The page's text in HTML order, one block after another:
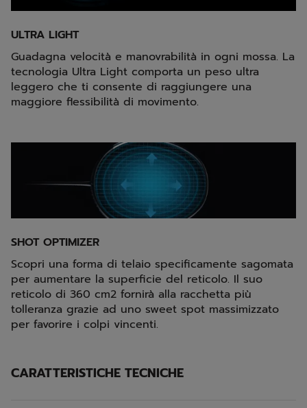
ULTRA LIGHT
Guadagna velocità e manovrabilità in ogni mossa. La
tecnologia Ultra Light comporta un peso ultra
leggero che ti consente di raggiungere una
maggiore flessibilità di movimento.
SHOT OPTIMIZER
Scopri una forma di telaio specificamente sagomata
per aumentare la superficie del reticolo. Il suo
reticolo di 360 cm2 fornirà alla racchetta più
tolleranza grazie ad uno sweet spot massimizzato
per favorire i colpi vincenti.
CARATTERISTICHE TECNICHE